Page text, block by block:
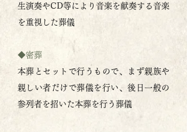
生演奏やCD等により音楽を献奏する音楽
を重視した葬儀
◆密葬
本葬とセットで行うもので、まず親族や
親しい者だけで葬儀を行い、後日一般の
参列者を招いた本葬を行う葬儀